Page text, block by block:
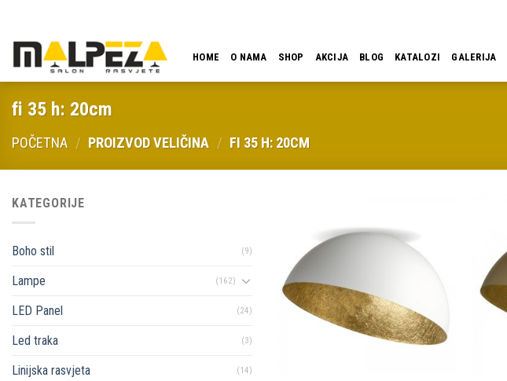
content
HOME O NAMA SHOP AKCIJA BLOG KATALOZI GALERIJA
fi 35 h: 20cm
POČETNA / PROIZVOD VELIČINA / FI 35 H: 20CM
KATEGORIJE
Boho stil (9)
Lampe (162)
LED Panel (24)
Led traka (3)
Linijska rasvjeta (14)
Dodaj u